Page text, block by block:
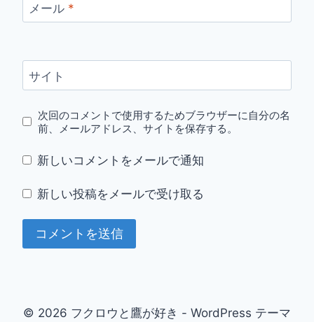
メール *
サイト
次回のコメントで使用するためブラウザーに自分の名
前、メールアドレス、サイトを保存する。
新しいコメントをメールで通知
新しい投稿をメールで受け取る
© 2026 フクロウと鷹が好き - WordPress テーマ